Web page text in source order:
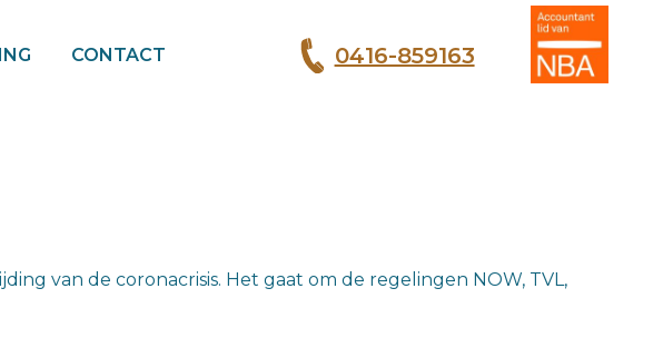
CONTACT 0416-859163
van de coronacrisis. Het gaat om de regelingen NOW, TVL,